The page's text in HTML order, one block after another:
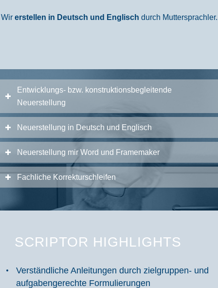
Wir erstellen in Deutsch und Englisch durch Muttersprachler.
Entwicklungs- bzw. konstruktionsbegleitende
Neuerstellung
Neuerstellung in Deutsch und Englisch
Neuerstellung mir Word und Framemaker
Fachliche Korrekturschleifen
SCRIPTOR HIGHLIGHTS
Verständliche Anleitungen durch zielgruppen- und
aufgabengerechte Formulierungen